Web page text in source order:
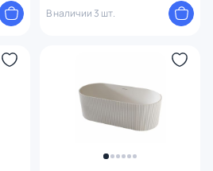
В наличии 3 шт.